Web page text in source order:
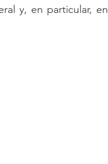
y, en particular, en